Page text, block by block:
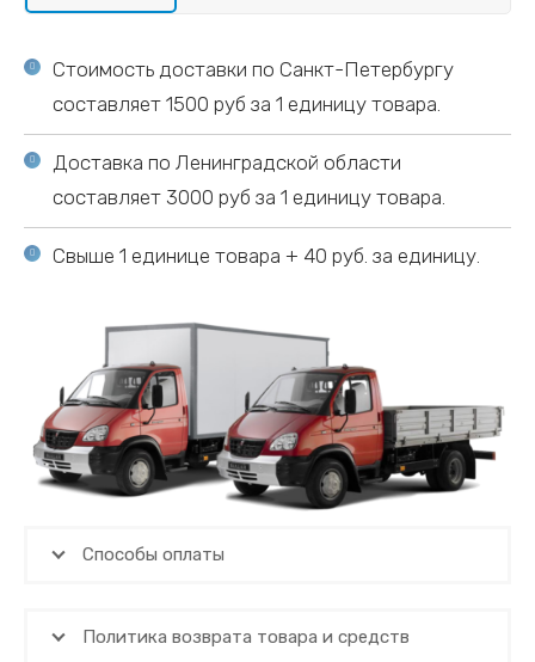
Стоимость доставки по Санкт-Петербургу
составляет 1500 руб за 1 единицу товара.
Доставка по Ленинградской области
составляет 3000 руб за 1 единицу товара.
Свыше 1 единице товара + 40 руб. за единицу.
Способы оплаты
Политика возврата товара и средств